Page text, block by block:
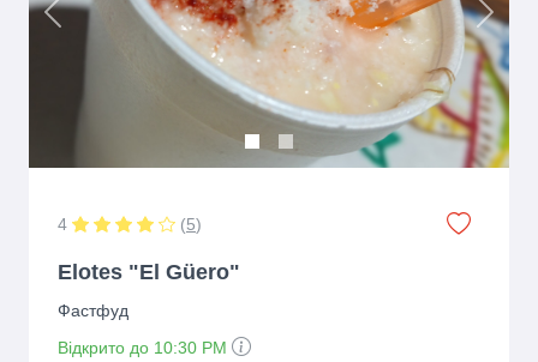
Previous Next
4 (5)
Elotes "El Güero"
Фастфуд
Відкрито до 10:30 PM